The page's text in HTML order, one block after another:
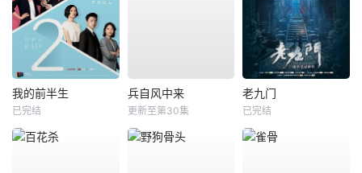
我的前半生
已完结
兵自风中来
更新至第30集
老九门
已完结